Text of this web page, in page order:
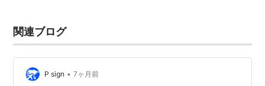
関連ブログ
P sign • 7ヶ月前